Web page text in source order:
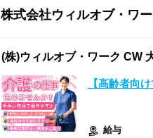
株式会社ウィルオブ・ワ
(株)ウィルオブ・ワーク CW
【高齢者向
給与